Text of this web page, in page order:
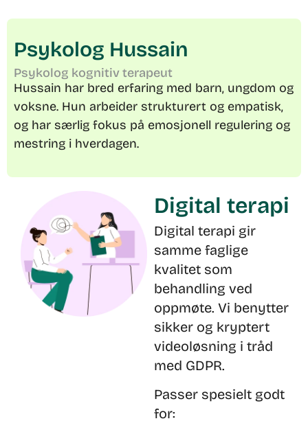
Psykolog Hussain
Psykolog kognitiv terapeut
Hussain har bred erfaring med barn, ungdom og
voksne. Hun arbeider strukturert og empatisk,
og har særlig fokus på emosjonell regulering og
mestring i hverdagen.
Digital terapi
Digital terapi gir
samme faglige
kvalitet som
behandling ved
oppmøte. Vi benytter
sikker og kryptert
videoløsning i tråd
med GDPR.
Passer spesielt godt
for: